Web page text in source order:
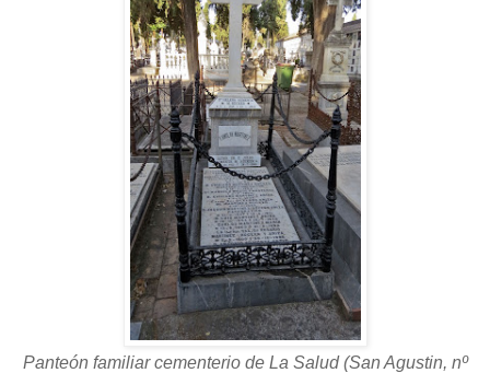
Panteón familiar cementerio de La Salud (San Agustin, nº